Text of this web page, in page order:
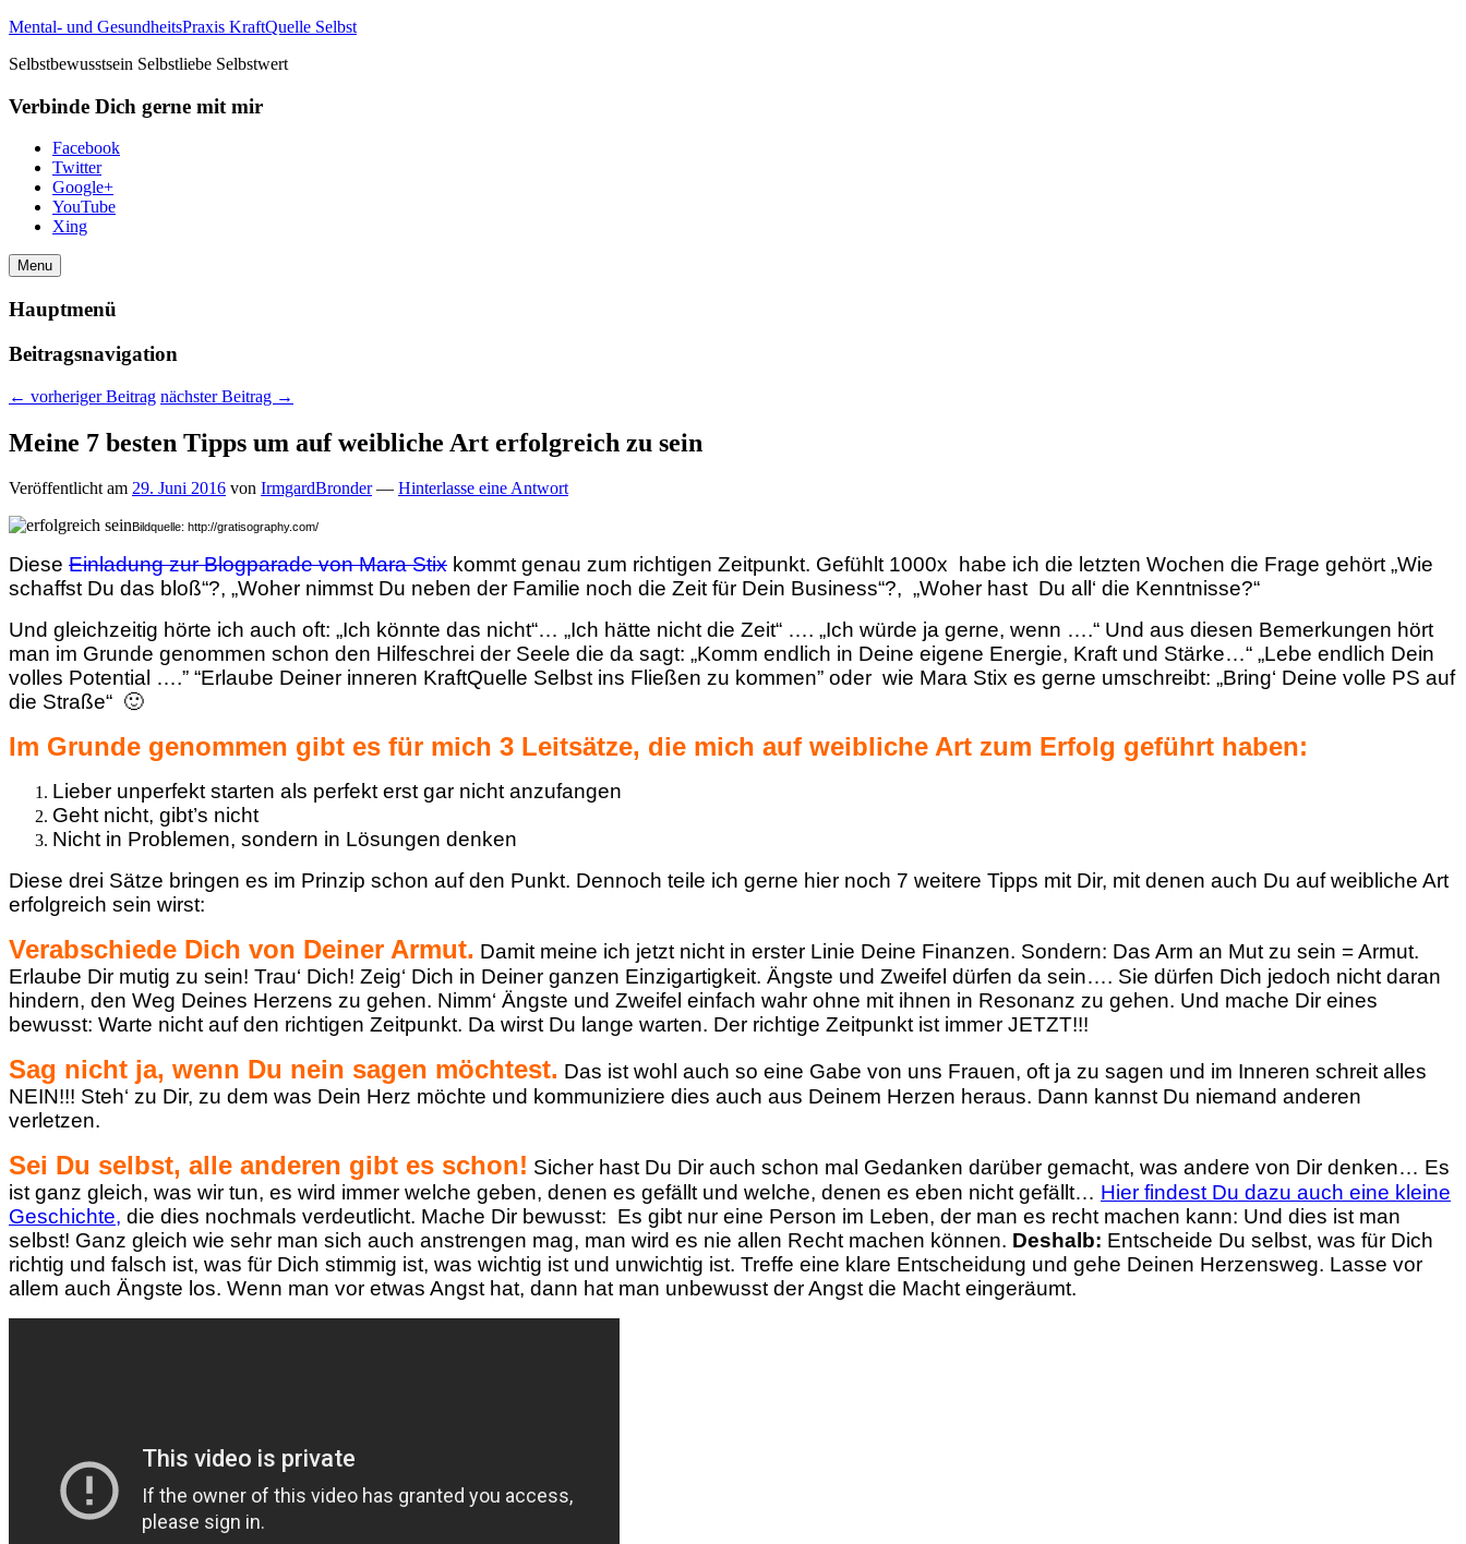
Mental- und GesundheitsPraxis KraftQuelle Selbst
Selbstbewusstsein Selbstliebe Selbstwert
Verbinde Dich gerne mit mir
Facebook
Twitter
Google+
YouTube
Xing
Menu
Hauptmenü
Beitragsnavigation
← vorheriger Beitrag nächster Beitrag →
Meine 7 besten Tipps um auf weibliche Art erfolgreich zu sein
Veröffentlicht am 29. Juni 2016 von IrmgardBronder — Hinterlasse eine Antwort
Bildquelle: http://gratisography.com/
Diese Einladung zur Blogparade von Mara Stix kommt genau zum richtigen Zeitpunkt. Gefühlt 1000x habe ich die letzten Wochen die Frage gehört „Wie
schaffst Du das bloß“?, „Woher nimmst Du neben der Familie noch die Zeit für Dein Business“?, „Woher hast Du all‘ die Kenntnisse?“
Und gleichzeitig hörte ich auch oft: „Ich könnte das nicht“… „Ich hätte nicht die Zeit“ …. „Ich würde ja gerne, wenn ….“ Und aus diesen Bemerkungen hört
man im Grunde genommen schon den Hilfeschrei der Seele die da sagt: „Komm endlich in Deine eigene Energie, Kraft und Stärke…“ „Lebe endlich Dein
volles Potential ….” “Erlaube Deiner inneren KraftQuelle Selbst ins Fließen zu kommen” oder wie Mara Stix es gerne umschreibt: „Bring‘ Deine volle PS auf
die Straße“ 🙂
Im Grunde genommen gibt es für mich 3 Leitsätze, die mich auf weibliche Art zum Erfolg geführt haben:
Lieber unperfekt starten als perfekt erst gar nicht anzufangen
Geht nicht, gibt’s nicht
Nicht in Problemen, sondern in Lösungen denken
Diese drei Sätze bringen es im Prinzip schon auf den Punkt. Dennoch teile ich gerne hier noch 7 weitere Tipps mit Dir, mit denen auch Du auf weibliche Art
erfolgreich sein wirst:
Verabschiede Dich von Deiner Armut. Damit meine ich jetzt nicht in erster Linie Deine Finanzen. Sondern: Das Arm an Mut zu sein = Armut.
Erlaube Dir mutig zu sein! Trau‘ Dich! Zeig‘ Dich in Deiner ganzen Einzigartigkeit. Ängste und Zweifel dürfen da sein…. Sie dürfen Dich jedoch nicht daran
hindern, den Weg Deines Herzens zu gehen. Nimm‘ Ängste und Zweifel einfach wahr ohne mit ihnen in Resonanz zu gehen. Und mache Dir eines
bewusst: Warte nicht auf den richtigen Zeitpunkt. Da wirst Du lange warten. Der richtige Zeitpunkt ist immer JETZT!!!
Sag nicht ja, wenn Du nein sagen möchtest. Das ist wohl auch so eine Gabe von uns Frauen, oft ja zu sagen und im Inneren schreit alles
NEIN!!! Steh‘ zu Dir, zu dem was Dein Herz möchte und kommuniziere dies auch aus Deinem Herzen heraus. Dann kannst Du niemand anderen
verletzen.
Sei Du selbst, alle anderen gibt es schon! Sicher hast Du Dir auch schon mal Gedanken darüber gemacht, was andere von Dir denken… Es
ist ganz gleich, was wir tun, es wird immer welche geben, denen es gefällt und welche, denen es eben nicht gefällt… Hier findest Du dazu auch eine kleine
Geschichte, die dies nochmals verdeutlicht. Mache Dir bewusst: Es gibt nur eine Person im Leben, der man es recht machen kann: Und dies ist man
selbst! Ganz gleich wie sehr man sich auch anstrengen mag, man wird es nie allen Recht machen können. Deshalb: Entscheide Du selbst, was für Dich
richtig und falsch ist, was für Dich stimmig ist, was wichtig ist und unwichtig ist. Treffe eine klare Entscheidung und gehe Deinen Herzensweg. Lasse vor
allem auch Ängste los. Wenn man vor etwas Angst hat, dann hat man unbewusst der Angst die Macht eingeräumt.